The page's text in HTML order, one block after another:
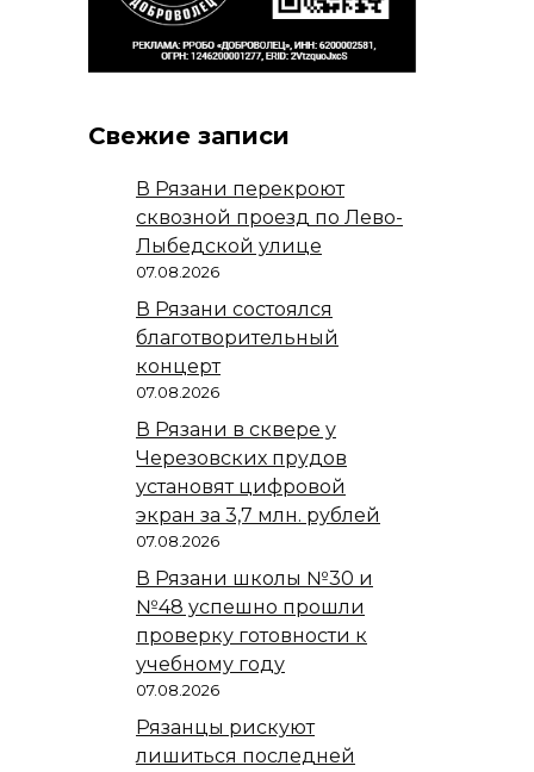
Свежие записи
В Рязани перекроют
сквозной проезд по Лево-
Лыбедской улице
07.08.2026
В Рязани состоялся
благотворительный
концерт
07.08.2026
В Рязани в сквере у
Черезовских прудов
установят цифровой
экран за 3,7 млн. рублей
07.08.2026
В Рязани школы №30 и
№48 успешно прошли
проверку готовности к
учебному году
07.08.2026
Рязанцы рискуют
лишиться последней